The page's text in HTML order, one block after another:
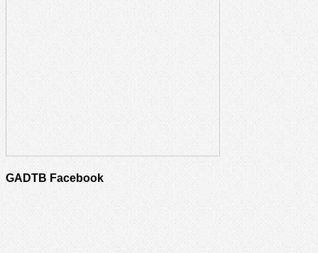
GADTB Facebook